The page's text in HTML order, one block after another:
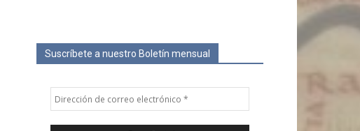
Suscríbete a nuestro Boletín mensual